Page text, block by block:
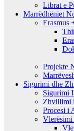
Librat e
Marrëdhëniet
Erasmus
Projekte
Sigurimi dhe
Sigurimi
Zhvillimi
Procesi i
Vlerësimi